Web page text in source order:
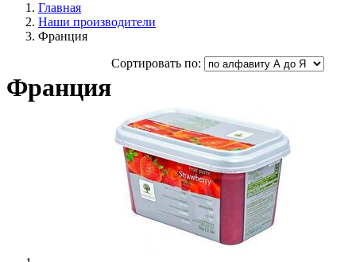
Главная
Наши производители
Франция
Франция
Сортировать по: